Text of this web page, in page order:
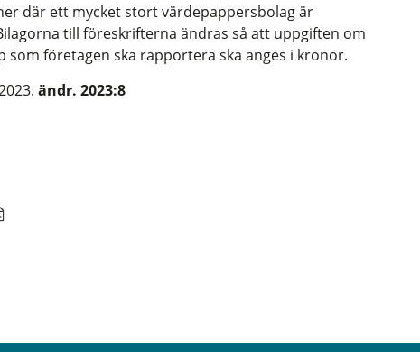
där ett mycket stort värdepappersbolag är
till föreskrifterna ändras så att uppgiften om
som företagen ska rapportera ska anges i kronor.
ändr. 2023:8